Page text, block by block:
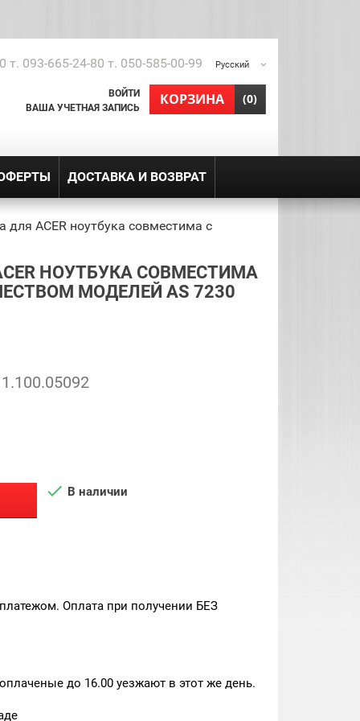
Русский
т. 093-665-24-80 т. 050-585-00-99
КОРЗИНА
shopping_cart (0)
ВОЙТИ
ВАША УЧЕТНАЯ ЗАПИСЬ
ДОСТАВКА И ВОЗВРАТ
для ACER ноутбука совместима с
НОУТБУКА СОВМЕСТИМА
МОДЕЛЕЙ AS 7230
1.100.05092
 В наличии
Оплата при получении БЕЗ
до 16.00 уезжают в этот же день.